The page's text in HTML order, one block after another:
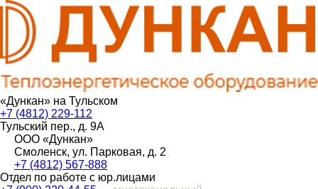
«Дункан» на Тульском
+7 (4812) 229-112
Тульский пер., д. 9А
ООО «Дункан»
Смоленск, ул. Парковая, д. 2
+7 (4812) 567-888
Отдел по работе с юр.лицами